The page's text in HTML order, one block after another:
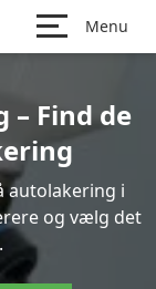
Menu
Find de
autolakering i
og vælg det